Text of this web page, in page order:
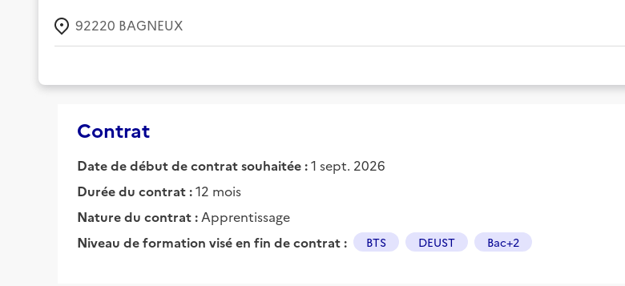
92220 BAGNEUX
Contrat
Date de début de contrat souhaitée :1 sept. 2026
Durée du contrat :12 mois
Nature du contrat : Apprentissage
Niveau de formation visé en fin de contrat :
BTS DEUST Bac+2